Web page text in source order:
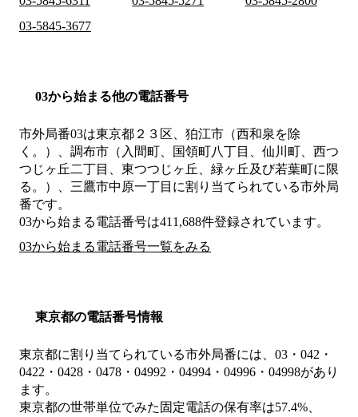
03-5845-3677
03から始まる他の電話番号
市外局番03は東京都２３区、狛江市（西和泉を除
く。）、調布市（入間町、国領町八丁目、仙川町、西つ
つじヶ丘二丁目、東つつじヶ丘、緑ヶ丘及び若葉町に限
る。）、三鷹市中原一丁目 に割り当てられている市外局
番です。
03から始まる電話番号は411,688件登録されています。
03から始まる電話番号一覧をみる
東京都の電話番号情報
東京都に割り当てられている市外局番には、03・042・
0422・0428・0478・04992・04994・04996・04998があり
ます。
東京都の世帯単位でみた固定電話の保有率は57.4%、